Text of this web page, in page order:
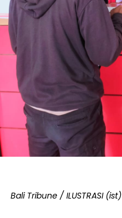
Bali Tribune / ILUSTRASI (ist)